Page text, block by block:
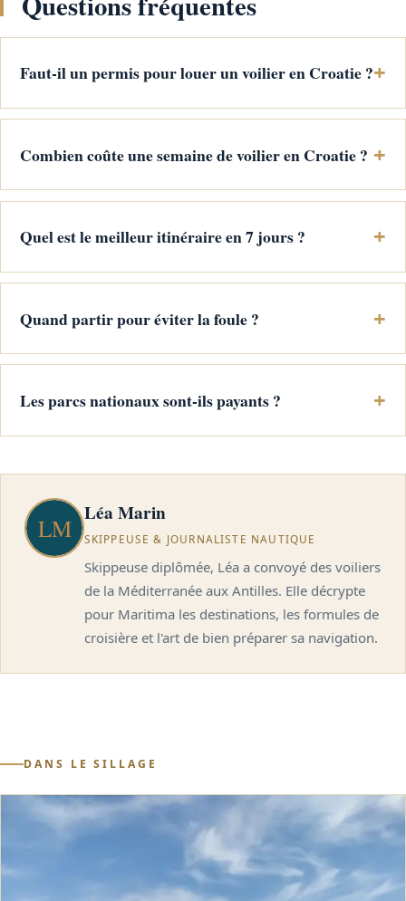
Faut-il un permis pour louer un voilier en Croatie ?
Combien coûte une semaine de voilier en Croatie ?
Quel est le meilleur itinéraire en 7 jours ?
Quand partir pour éviter la foule ?
Les parcs nationaux sont-ils payants ?
Léa Marin
SKIPPEUSE & JOURNALISTE NAUTIQUE
Skippeuse diplômée, Léa a convoyé des voiliers
de la Méditerranée aux Antilles. Elle décrypte
pour Maritima les destinations, les formules de
croisière et l'art de bien préparer sa navigation.
DANS LE SILLAGE